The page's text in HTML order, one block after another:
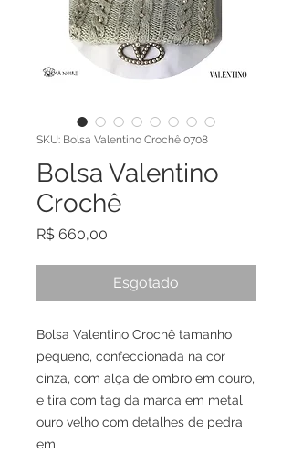
SKU: Bolsa Valentino Crochê 0708
Bolsa Valentino
Crochê
R$ 660,00
Esgotado
Bolsa Valentino Crochê tamanho
pequeno, confeccionada na cor
cinza, com alça de ombro em couro,
e tira com tag da marca em metal
ouro velho com detalhes de pedra
em